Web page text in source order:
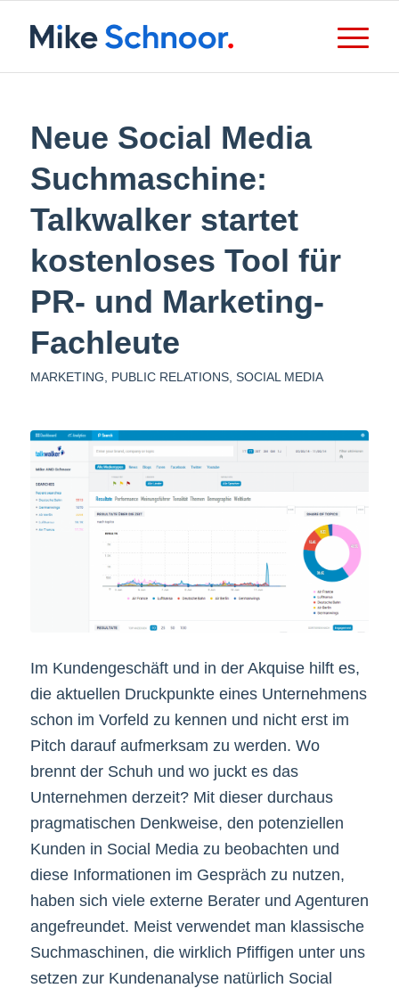
Neue Social Media
Suchmaschine:
Talkwalker startet
kostenloses Tool für
PR- und Marketing-
Fachleute
MARKETING PUBLIC RELATIONS, SOCIAL MEDIA
Im Kundengeschäft und in der Akquise hilft es,
die aktuellen Druckpunkte eines Unternehmens
schon im Vorfeld zu kennen und nicht erst im
Pitch darauf aufmerksam zu werden. Wo
brennt der Schuh und wo juckt es das
Unternehmen derzeit? Mit dieser durchaus
pragmatischen Denkweise, den potenziellen
Kunden in Social Media zu beobachten und
diese Informationen im Gespräch zu nutzen,
haben sich viele externe Berater und Agenturen
angefreundet. Meist verwendet man klassische
Suchmaschinen, die wirklich Pfiffigen unter uns
setzen zur Kundenanalyse natürlich Social